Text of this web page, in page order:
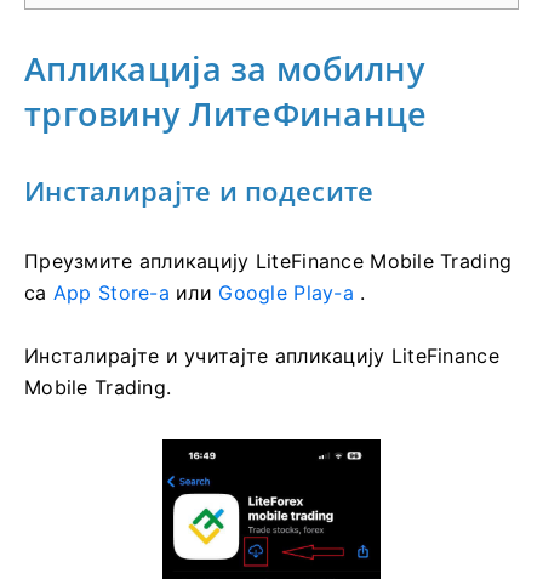
Апликација за мобилну
трговину ЛитеФинанце
Инсталирајте и подесите
Преузмите апликацију LiteFinance Mobile Trading
са App Store-а или Google Play-а .
Инсталирајте и учитајте апликацију LiteFinance
Mobile Trading.